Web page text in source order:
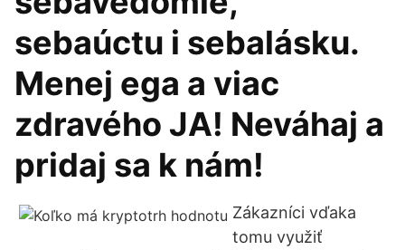
sebaúctu i sebalásku.
Menej ega a viac
zdravého JA! Neváhaj a
pridaj sa k nám!
Zákazníci vďaka
tomu využiť